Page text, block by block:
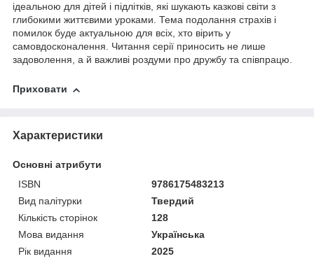
ідеальною для дітей і підлітків, які шукають казкові світи з
глибокими життєвими уроками. Тема подолання страхів і
помилок буде актуальною для всіх, хто вірить у
самовдосконалення. Читання серії приносить не лише
задоволення, а й важливі роздуми про дружбу та співпрацю.
Приховати
Характеристики
Основні атрибути
ISBN
9786175483213
Вид палітурки
Твердий
Кількість сторінок
128
Мова видання
Українська
Рік видання
2025